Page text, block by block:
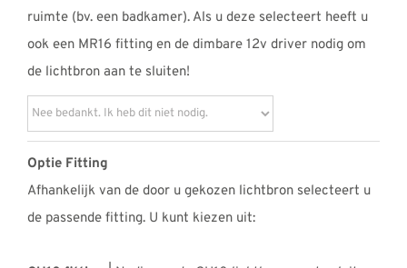
ruimte (bv. een badkamer). Als u deze selecteert heeft u
ook een MR16 fitting en de dimbare 12v driver nodig om
de lichtbron aan te sluiten!
Optie Fitting
Afhankelijk van de door u gekozen lichtbron selecteert u
de passende fitting. U kunt kiezen uit: